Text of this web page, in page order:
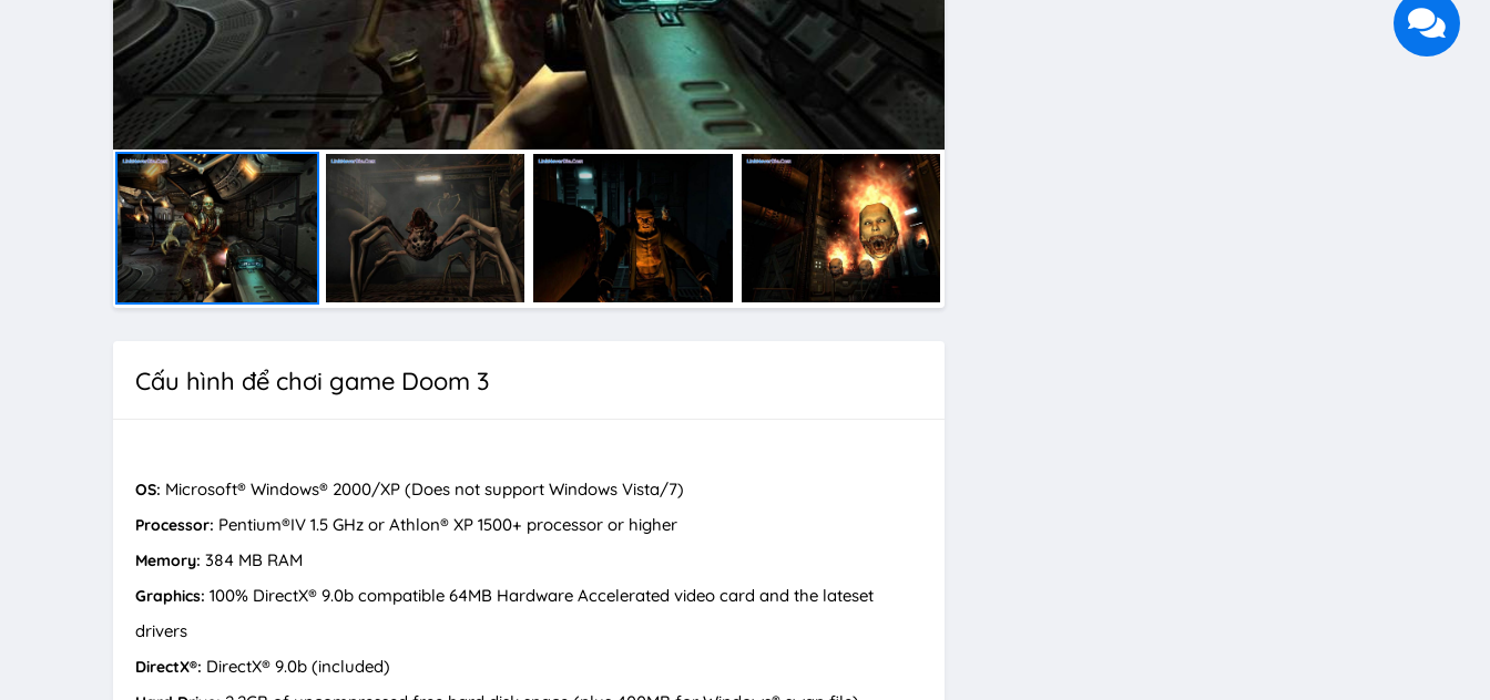
Cấu hình để chơi game Doom 3
OS: Microsoft® Windows® 2000/XP (Does not support Windows Vista/7)
Processor: Pentium®IV 1.5 GHz or Athlon® XP 1500+ processor or higher
Memory: 384 MB RAM
Graphics: 100% DirectX® 9.0b compatible 64MB Hardware Accelerated video card and the lateset
drivers
DirectX®: DirectX® 9.0b (included)